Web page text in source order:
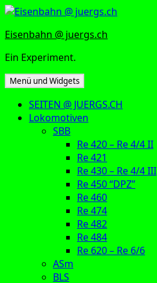
Zum
springen
Eisenbahn @ juergs.ch
Ein Experiment.
Menü und Widgets
SEITEN @ JUERGS.CH
Lokomotiven
SBB
Re 420 – Re 4/4 II
Re 421
Re 430 – Re 4/4 III
Re 450 “DPZ”
Re 460
Re 474
Re 482
Re 484
Re 620 – Re 6/6
ASm
BLS